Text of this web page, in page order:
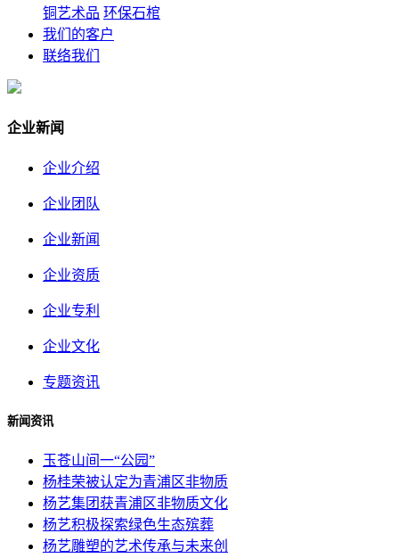
铜艺术品 环保石棺
我们的客户
联络我们
企业新闻
企业介绍
企业团队
企业新闻
企业资质
企业专利
企业文化
专题资讯
新闻资讯
玉苍山间一“公园”
杨桂荣被认定为青浦区非物质
杨艺集团获青浦区非物质文化
杨艺积极探索绿色生态殡葬
杨艺雕塑的艺术传承与未来创